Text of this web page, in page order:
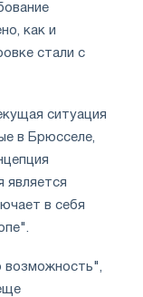
как и
стали с
ситуация
в Брюсселе,
является
в себя
возможность",